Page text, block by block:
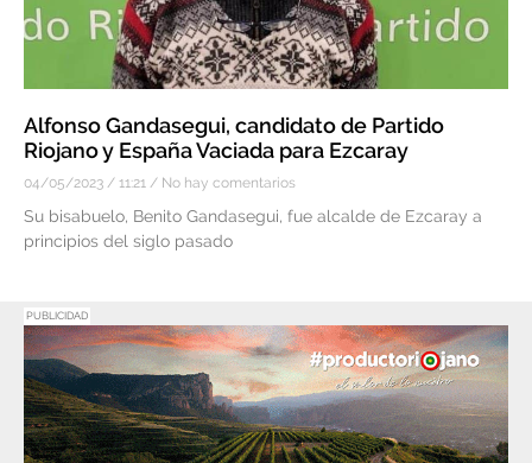
Alfonso Gandasegui, candidato de Partido
Riojano y España Vaciada para Ezcaray
04/05/2023 11:21 No hay comentarios
Su bisabuelo, Benito Gandasegui, fue alcalde de Ezcaray a
principios del siglo pasado
PUBLICIDAD